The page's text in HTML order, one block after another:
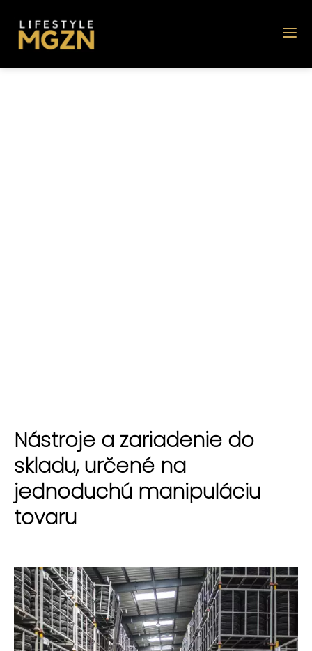
Nástroje a zariadenie do
skladu, určené na
jednoduchú manipuláciu
tovaru